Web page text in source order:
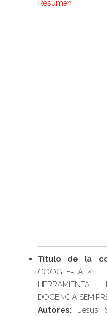
Resumen
Título de la
GOOGLE-
DOCENCIA
Autores:Jesús